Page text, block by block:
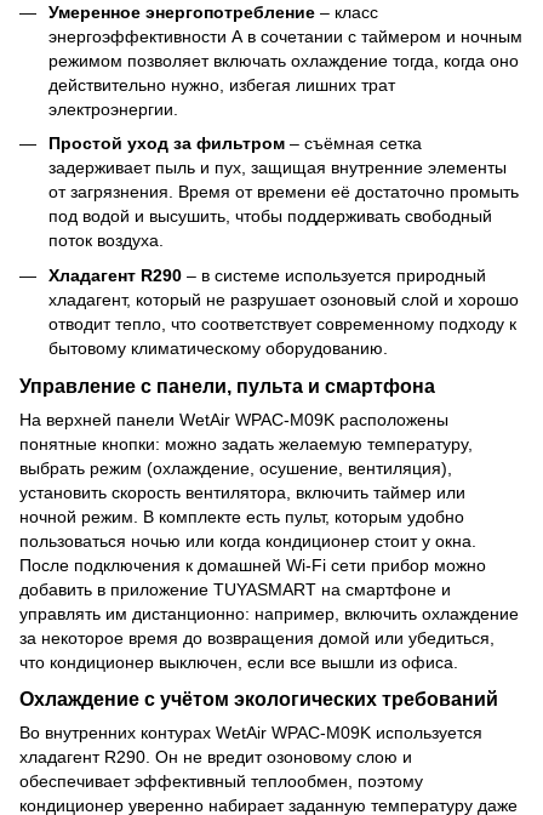
Умеренное энергопотребление – класс
энергоэффективности А в сочетании с таймером и ночным
режимом позволяет включать охлаждение тогда, когда оно
действительно нужно, избегая лишних трат
электроэнергии.
Простой уход за фильтром – съёмная сетка
задерживает пыль и пух, защищая внутренние элементы
от загрязнения. Время от времени её достаточно промыть
под водой и высушить, чтобы поддерживать свободный
поток воздуха.
Хладагент R290 – в системе используется природный
хладагент, который не разрушает озоновый слой и хорошо
отводит тепло, что соответствует современному подходу к
бытовому климатическому оборудованию.
Управление с панели, пульта и смартфона
На верхней панели WetAir WPAC-M09K расположены
понятные кнопки: можно задать желаемую температуру,
выбрать режим (охлаждение, осушение, вентиляция),
установить скорость вентилятора, включить таймер или
ночной режим. В комплекте есть пульт, которым удобно
пользоваться ночью или когда кондиционер стоит у окна.
После подключения к домашней Wi-Fi сети прибор можно
добавить в приложение TUYASMART на смартфоне и
управлять им дистанционно: например, включить охлаждение
за некоторое время до возвращения домой или убедиться,
что кондиционер выключен, если все вышли из офиса.
Охлаждение с учётом экологических требований
Во внутренних контурах WetAir WPAC-M09K используется
хладагент R290. Он не вредит озоновому слою и
обеспечивает эффективный теплообмен, поэтому
кондиционер уверенно набирает заданную температуру даже